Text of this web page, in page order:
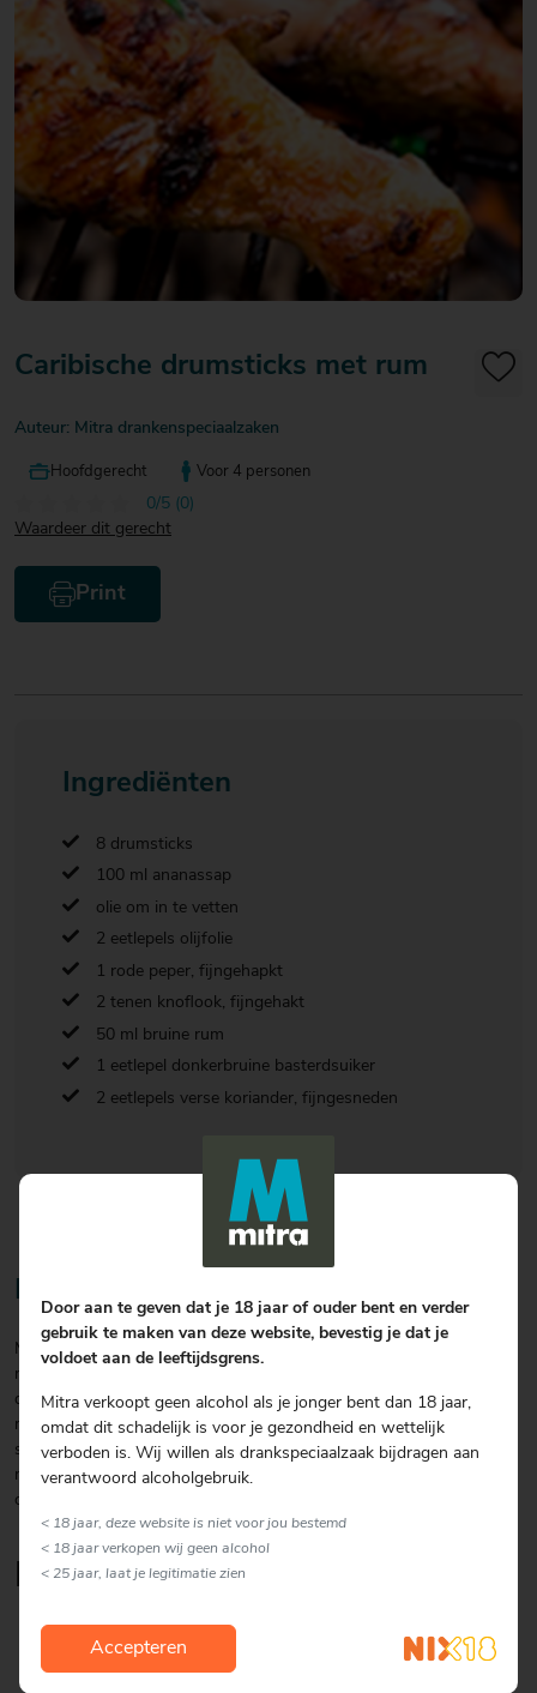
Over Mitra
Actiefolder
Voordelen Mitra Member
Klantenservice
20
€ 20
- €
€ 25
- €
20
€ 20
- €
- €
25
Caribische drumsticks met rum
Auteur: Mitra drankenspeciaalzaken
Hoofdgerecht Voor 4 personen
0/5 (0)
Waardeer dit gerecht
Print
Ingrediënten
8 drumsticks
100 ml ananassap
olie om in te vetten
2 eetlepels olijfolie
1 rode peper, fijngehapkt
2 tenen knoflook, fijngehakt
50 ml bruine rum
1 eetlepel donkerbruine basterdsuiker
2 eetlepels verse koriander, fijngesneden
Bereiding
Meng in een schaal het ananassap met de rum, olie , rode peper,
noflook, suiker en koriander. Snijd het vel en vlees van de
drumsticks op enkele plaatsen in. Wentel de drumsticks door de
marinade en laat ze afgedekt nog minimaal 2 uur in de koelkast
staan. Laat de drumsticks uitlekken en gril op 200 graden in ca. 10
min rondom bruin. Daarna in een met aluminiumfolie afgedekte
ovenschaal in ca. 20 min gaar laten worden.
Lekker om erbij te serveren
Door aan te geven dat je 18 jaar of ouder bent en verder
gebruik te maken van deze website, bevestig je dat je
voldoet aan de leeftijdsgrens.
Mitra verkoopt geen alcohol als je jonger bent dan 18 jaar,
omdat dit schadelijk is voor je gezondheid en wettelijk
verboden is. Wij willen als drankspeciaalzaak bijdragen aan
verantwoord alcoholgebruik.
< 18 jaar, deze website is niet voor jou bestemd
< 18 jaar verkopen wij geen alcohol
< 25 jaar, laat je legitimatie zien
Accepteren